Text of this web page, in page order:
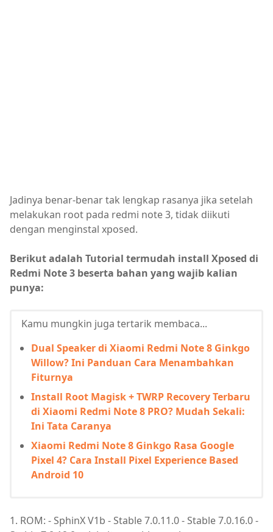
Jadinya benar-benar tak lengkap rasanya jika setelah
melakukan root pada redmi note 3, tidak diikuti
dengan menginstal xposed.
Berikut adalah Tutorial termudah install Xposed di
Redmi Note 3 beserta bahan yang wajib kalian
punya:
Kamu mungkin juga tertarik membaca...
Dual Speaker di Xiaomi Redmi Note 8 Ginkgo
Willow? Ini Panduan Cara Menambahkan
Fiturnya
Install Root Magisk + TWRP Recovery Terbaru
di Xiaomi Redmi Note 8 PRO? Mudah Sekali:
Ini Tata Caranya
Xiaomi Redmi Note 8 Ginkgo Rasa Google
Pixel 4? Cara Install Pixel Experience Based
Android 10
1. ROM: - SphinX V1b - Stable 7.0.11.0 - Stable 7.0.16.0 -